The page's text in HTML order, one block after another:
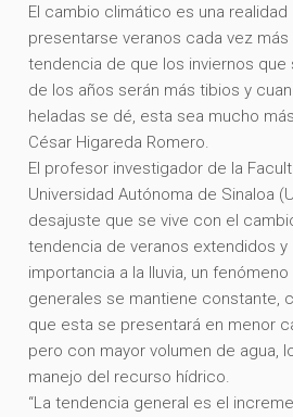
El cambio climático es una realidad
presentarse veranos cada vez
tendencia de que los inviernos
de los años serán más tibios y
heladas se dé, esta sea mucho
César Higareda Romero.
El profesor investigador de la
Universidad Autónoma de Sinaloa
desajuste que se vive con el
tendencia de veranos extendidos
importancia a la lluvia, un
generales se mantiene constante,
que esta se presentará en menor
pero con mayor volumen de agua,
manejo del recurso hídrico.
“La tendencia general es el